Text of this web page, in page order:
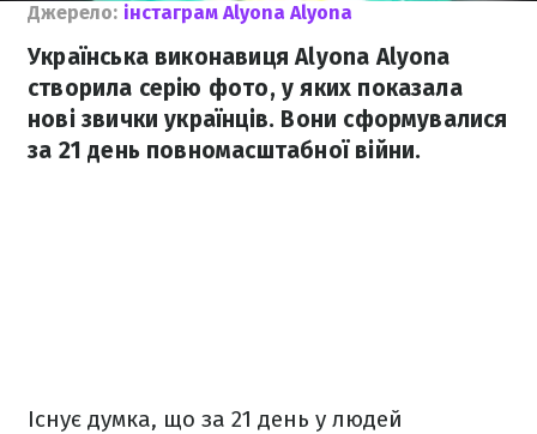
Джерело: інстаграм Alyona Alyona
Українська виконавиця Alyona Alyona
створила серію фото, у яких показала
нові звички українців. Вони сформувалися
за 21 день повномасштабної війни.
Існує думка, що за 21 день у людей